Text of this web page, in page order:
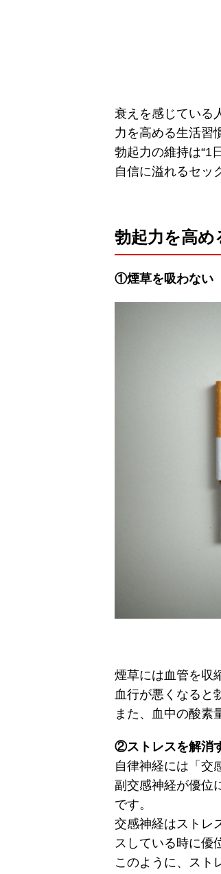
衰えを感じている
力を高める生活習
勃起力の維持は“1
自信に溢れるセッ
勃起力を高め
①煙草を吸わない
煙草には血管を収
血行が悪くなると
また、血中の酸素
②ストレスを解消
自律神経には「交
副交感神経が優位
です。
交感神経はストレ
スしている時に優
このように、スト